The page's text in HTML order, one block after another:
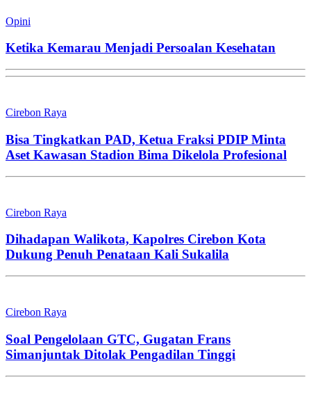
Opini
Ketika Kemarau Menjadi Persoalan Kesehatan
Cirebon Raya
Bisa Tingkatkan PAD, Ketua Fraksi PDIP Minta
Aset Kawasan Stadion Bima Dikelola Profesional
Cirebon Raya
Dihadapan Walikota, Kapolres Cirebon Kota
Dukung Penuh Penataan Kali Sukalila
Cirebon Raya
Soal Pengelolaan GTC, Gugatan Frans
Simanjuntak Ditolak Pengadilan Tinggi